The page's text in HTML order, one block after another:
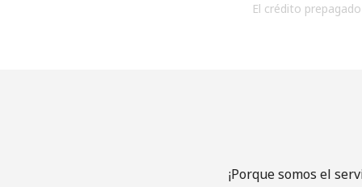
El crédito
¡Porque somos el